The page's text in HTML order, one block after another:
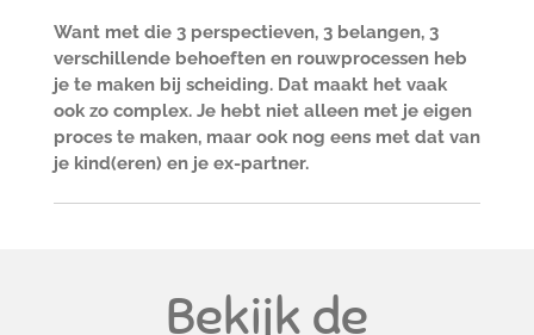
Want met die 3 perspectieven, 3 belangen, 3
verschillende behoeften en rouwprocessen heb
je te maken bij scheiding. Dat maakt het vaak
ook zo complex. Je hebt niet alleen met je eigen
proces te maken, maar ook nog eens met dat van
je kind(eren) en je ex-partner.
Bekijk de